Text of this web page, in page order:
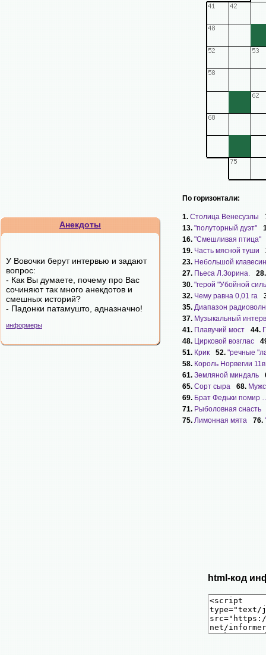
Анекдоты
У Вовочки берут интервью и задают
вопрос:
- Как Вы думаете, почему про Вас
сочиняют так много анекдотов и
смешных историй?
- Падонки патамушто, адназначно!
информеры
По горизонтали:
1. Столица Венесуэлы
13. "полуторный дуэт"
16. "Смешливая птица"
19. Часть мясной туши
23. Небольшой клавесин
27. Пьеса Л.Зорина.
30. "герой "Убойной
32. Чему равна 0,01 га
35. Диапазон радиоволн
37. Музыкальный
41. Плавучий мост 44.
48. Цирковой возглас
51. Крик 52. "речные
58. Король Норвегии
61. Земляной миндаль
65. Сорт сыра 68.
69. Брат Федьки помир
71. Рыболовная снасть
75. Лимонная мята 76.
html-код